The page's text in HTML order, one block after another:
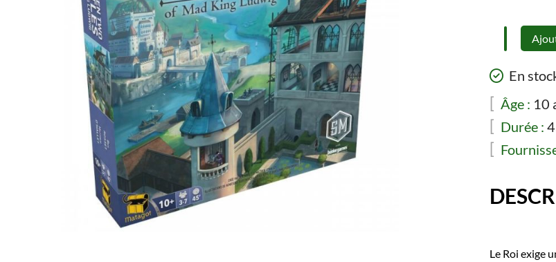
quantité
de
Two
Castles
Mad
King
En
Âge : 10
Durée :
Le Roi exige